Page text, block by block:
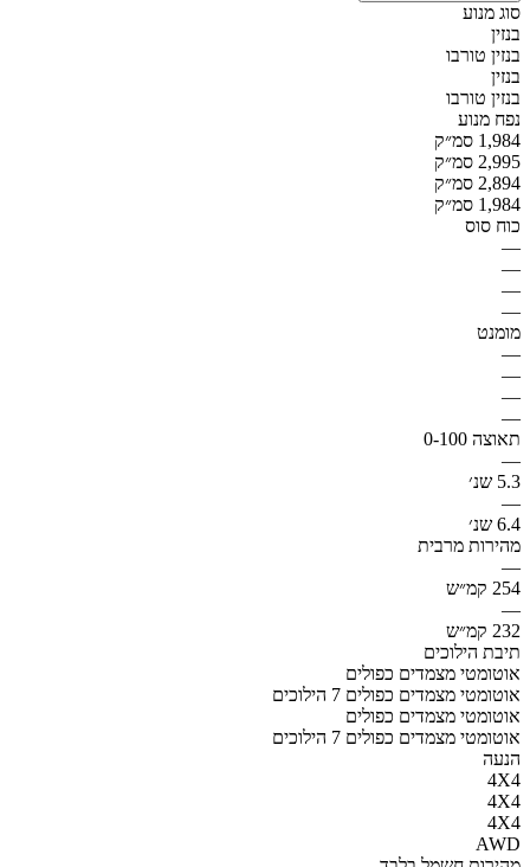
סוג מנוע
בנזין
בנזין טורבו
בנזין
בנזין טורבו
נפח מנוע
1,984 סמ״ק
2,995 סמ״ק
2,894 סמ״ק
1,984 סמ״ק
כוח סוס
—
—
—
—
מומנט
—
—
—
—
תאוצה 0-100
—
5.3 שנ׳
—
6.4 שנ׳
מהירות מרבית
—
254 קמ״ש
—
232 קמ״ש
תיבת הילוכים
אוטומטי מצמדים כפולים
אוטומטי מצמדים כפולים 7 הילוכים
אוטומטי מצמדים כפולים
אוטומטי מצמדים כפולים 7 הילוכים
הנעה
4X4
4X4
4X4
AWD